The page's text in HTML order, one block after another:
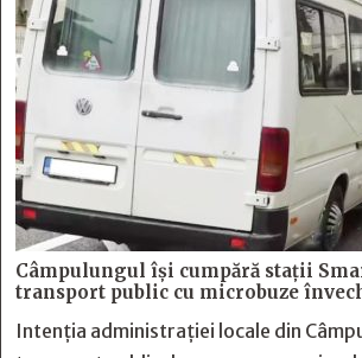
Câmpulungul îşi cumpără staţii
transport public cu microbuze
Intenția administrației locale din